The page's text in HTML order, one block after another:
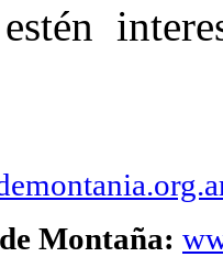
Montaña: